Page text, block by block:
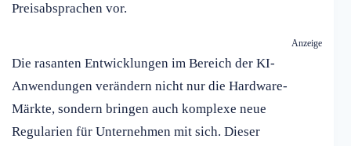
Preisabsprachen vor.
Anzeige
Die rasanten Entwicklungen im Bereich der KI-
Anwendungen verändern nicht nur die Hardware-
Märkte, sondern bringen auch komplexe neue
Regularien für Unternehmen mit sich. Dieser